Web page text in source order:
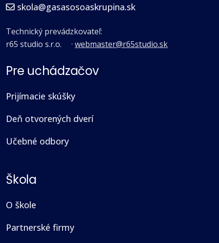
skola@gasasosoaskrupina.sk
Technický prevádzkovateľ:
r65 studio s.r.o.
· webmaster@r65studio.sk
Pre uchádzačov
Prijímacie skúšky
Deň otvorených dverí
Učebné odbory
Škola
O škole
Partnerské firmy